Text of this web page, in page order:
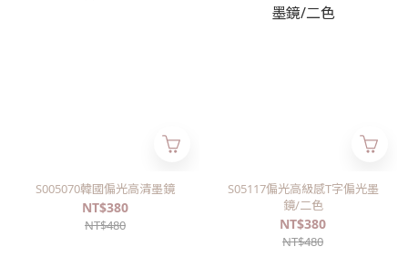
S005070韓國偏光高清墨鏡
NT$380
NT$480
S05117偏光高級感T字偏光墨
鏡/二色
NT$380
NT$480